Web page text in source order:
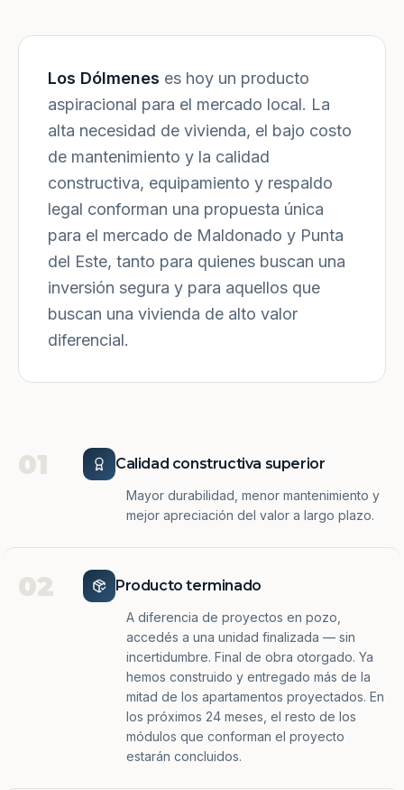
Los Dólmenes es hoy un producto
aspiracional para el mercado local. La
alta necesidad de vivienda, el bajo costo
de mantenimiento y la calidad
constructiva, equipamiento y respaldo
legal conforman una propuesta única
para el mercado de Maldonado y Punta
del Este, tanto para quienes buscan una
inversión segura y para aquellos que
buscan una vivienda de alto valor
diferencial.
01 Calidad constructiva superior
Mayor durabilidad, menor mantenimiento y
mejor apreciación del valor a largo plazo.
02 Producto terminado
A diferencia de proyectos en pozo,
accedés a una unidad finalizada — sin
incertidumbre. Final de obra otorgado. Ya
hemos construido y entregado más de la
mitad de los apartamentos proyectados. En
los próximos 24 meses, el resto de los
módulos que conforman el proyecto
estarán concluidos.